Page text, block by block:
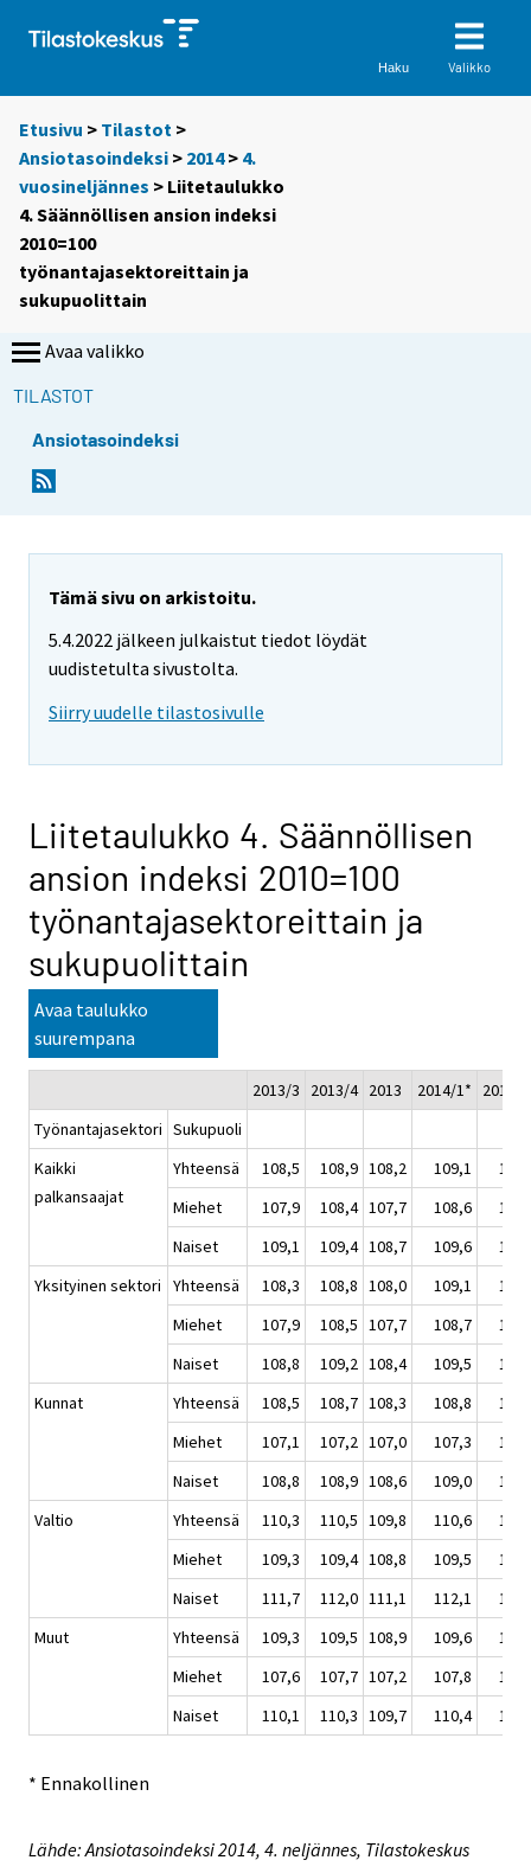
Haku Valikko
Etusivu > Tilastot >
Ansiotasoindeksi > 2014> 4.
vuosineljännes > Liitetaulukko
4. Säännöllisen ansion indeksi
2010=100
työnantajasektoreittain ja
sukupuolittain
Avaa valikko
TILASTOT
Ansiotasoindeksi
Tämä sivu on arkistoitu.
5.4.2022 jälkeen julkaistut tiedot löydät
uudistetulta sivustolta.
Siirry uudelle tilastosivulle
Liitetaulukko 4. Säännöllisen
ansion indeksi 2010=100
työnantajasektoreittain ja
sukupuolittain
Avaa taulukko
suurempana
2013/3 2013/4 2013 2014/1*
2014/
Työnantajasektori Sukupuoli
Kaikki
palkansaajat
Yhteensä 108,5 108,9 108,2 109,1
Miehet
107,9 108,4 107,7 108,6
Naiset
109,1 109,4 108,7 109,6
Yksityinen sektori
Yhteensä 108,3 108,8 108,0 109,1
Miehet
107,9 108,5 107,7 108,7
Naiset
108,8 109,2 108,4 109,5
Kunnat
Yhteensä 108,5 108,7 108,3 108,8
Miehet
107,1 107,2 107,0 107,3
Naiset
108,8 108,9 108,6 109,0
Valtio
Yhteensä 110,3 110,5 109,8 110,6
Miehet
109,3 109,4 108,8 109,5
Naiset
111,7 112,0 111,1 112,1
Muut
Yhteensä 109,3 109,5 108,9 109,6
Miehet
107,6 107,7 107,2 107,8
Naiset
110,1 110,3 109,7 110,4
* Ennakollinen
Lähde: Ansiotasoindeksi 2014, 4. neljännes, Tilastokeskus